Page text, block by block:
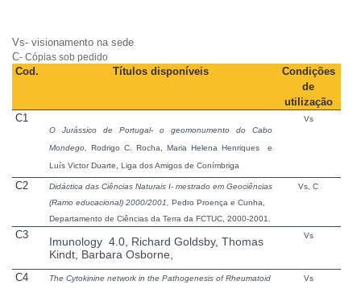
Vs- visionamento na sede
C- Cópias sob pedido
Cod. Títulos disponíveis
Condições
de
utilização
C1
O Jurássico de Portugal- o geomonumento do Cabo
Mondego
Rodrigo C. Rocha, Maria Helena Henriques e
Luís Victor Duarte, Liga dos Amigos de Conímbriga
Vs
C2 Didáctica das Ciências Naturais I- mestrado em Geociências
(Ramo educacional) 2000/2001, Pedro Proença e Cunha
Departamento de Ciências da Terra da FCTUC, 2000-2001.
Vs, C
C3
Imunology 4.0 , Richard Goldsby, Thomas
Kindt , Barbara Osborne,
Vs
C4 The Cytokinine network in the Pathogenesis of Rheumatoid
Vs